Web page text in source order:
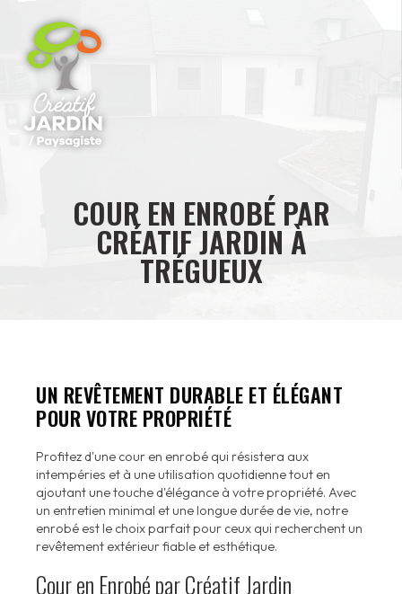
COUR EN ENROBÉ PAR
CRÉATIF JARDIN À
TRÉGUEUX
UN REVÊTEMENT DURABLE ET ÉLÉGANT
POUR VOTRE PROPRIÉTÉ
Profitez d'une cour en enrobé qui résistera aux
intempéries et à une utilisation quotidienne tout en
ajoutant une touche d'élégance à votre propriété. Avec
un entretien minimal et une longue durée de vie, notre
enrobé est le choix parfait pour ceux qui recherchent un
revêtement extérieur fiable et esthétique.
Cour en Enrobé par Créatif Jardin